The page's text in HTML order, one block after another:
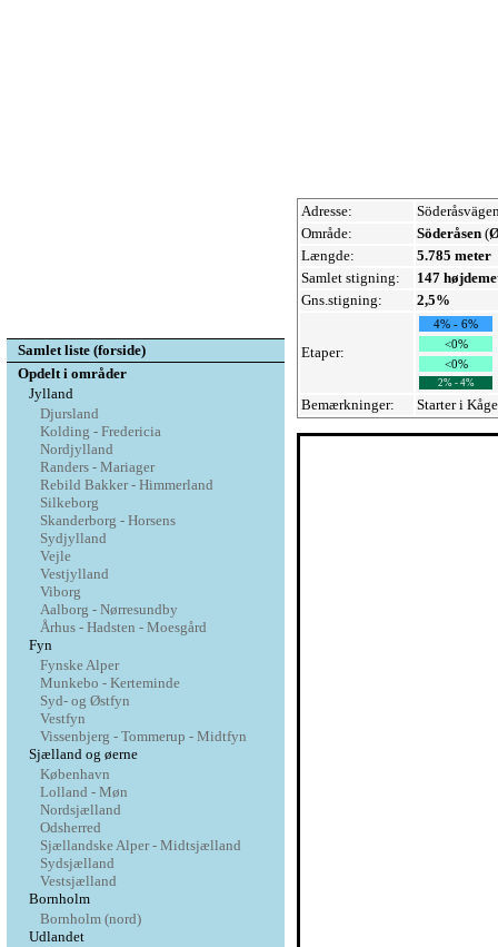
Samlet liste (forside)
Opdelt i områder
Jylland
Djursland
Kolding - Fredericia
Nordjylland
Randers - Mariager
Rebild Bakker - Himmerland
Silkeborg
Skanderborg - Horsens
Sydjylland
Vejle
Vestjylland
Viborg
Aalborg - Nørresundby
Århus - Hadsten - Moesgård
Fyn
Fynske Alper
Munkebo - Kerteminde
Syd- og Østfyn
Vestfyn
Vissenbjerg - Tommerup - Midtfyn
Sjælland og øerne
København
Lolland - Møn
Nordsjælland
Odsherred
Sjællandske Alper - Midtsjælland
Sydsjælland
Vestsjælland
Bornholm
Bornholm (nord)
Udlandet
Adresse:
Område:
Söderåsen (
Længde:
5.785 meter
Samlet stigning:
147
Gns.stigning:
2,5%
Etaper:
4% - 6%
<0%
<0%
2% - 4%
Bemærkninger: Starter i